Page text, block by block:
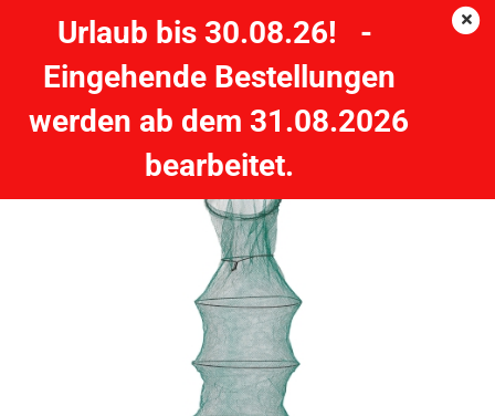
Urlaub bis 30.08.26! -
Eingehende Bestellungen
werden ab dem 31.08.2026
bearbeitet.
Setzkescher 0.90mx35cm , 6mm Masche